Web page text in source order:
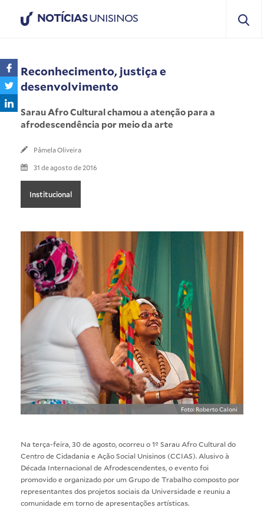
NOTÍCIASUNISINOS
Reconhecimento, justiça e
desenvolvimento
Sarau Afro Cultural chamou a atenção para a
afrodescendência por meio da arte
Pâmela Oliveira
31 de agosto de 2016
Institucional
Foto: Roberto Caloni
Na terça-feira, 30 de agosto, ocorreu o 1º Sarau Afro Cultural do
Centro de Cidadania e Ação Social Unisinos (CCIAS). Alusivo à
Década Internacional de Afrodescendentes , o evento foi
promovido e organizado por um Grupo de Trabalho composto por
representantes dos projetos sociais da Universidade e reuniu a
comunidade em torno de apresentações artísticas.